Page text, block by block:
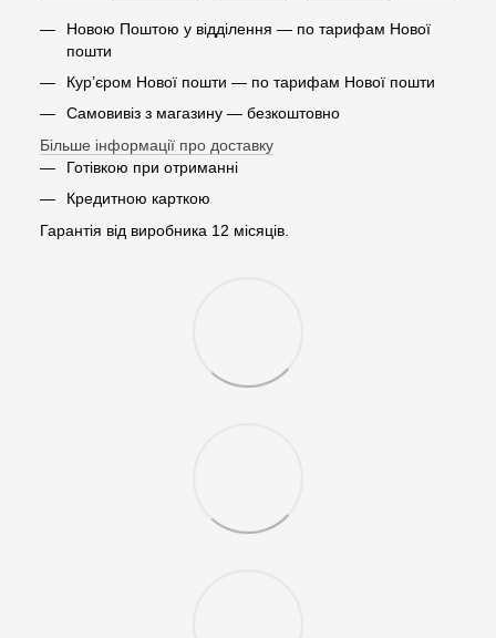
Новою Поштою у відділення — по тарифам Нової
пошти
Кур’єром Нової пошти — по тарифам Нової пошти
Самовивіз з магазину — безкоштовно
Більше інформації про доставку
Готівкою при отриманні
Кредитною карткою
Гарантія від виробника 12 місяців.